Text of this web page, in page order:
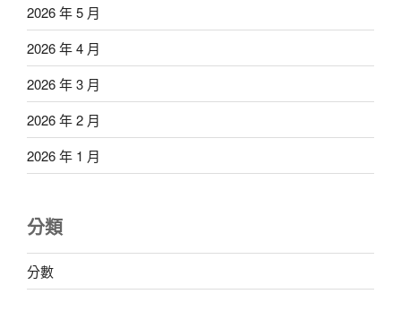
2026 年 5 月
2026 年 4 月
2026 年 3 月
2026 年 2 月
2026 年 1 月
分類
分數